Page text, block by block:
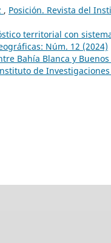
, Posición. Revista del
territorial con
Núm. 12 (2024)
Bahía Blanca y
de